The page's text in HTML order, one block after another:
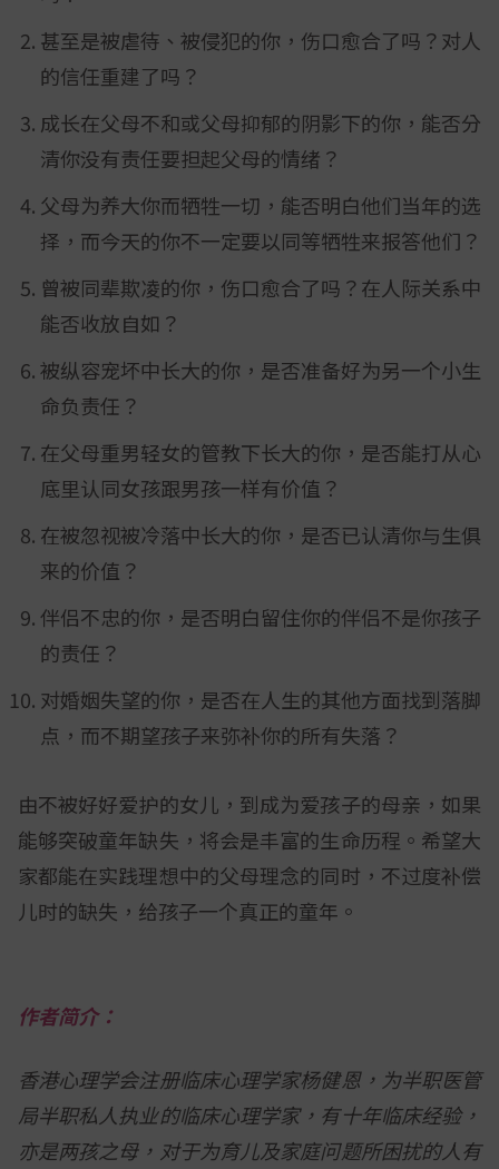
甚至是被虐待、被侵犯的你，伤口愈合了吗？对人
的信任重建了吗？
成长在父母不和或父母抑郁的阴影下的你，能否分
清你没有责任要担起父母的情绪？
父母为养大你而牺牲一切，能否明白他们当年的选
择，而今天的你不一定要以同等牺牲来报答他们？
曾被同辈欺凌的你，伤口愈合了吗？在人际关系中
能否收放自如？
被纵容宠坏中长大的你，是否准备好为另一个小生
命负责任？
在父母重男轻女的管教下长大的你，是否能打从心
底里认同女孩跟男孩一样有价值？
在被忽视被冷落中长大的你，是否已认清你与生俱
来的价值？
伴侣不忠的你，是否明白留住你的伴侣不是你孩子
的责任？
对婚姻失望的你，是否在人生的其他方面找到落脚
点，而不期望孩子来弥补你的所有失落？
由不被好好爱护的女儿，到成为爱孩子的母亲，如果
能够突破童年缺失，将会是丰富的生命历程。希望大
家都能在实践理想中的父母理念的同时，不过度补偿
儿时的缺失，给孩子一个真正的童年。
作者简介：
香港心理学会注册临床心理学家杨健恩，为半职医管
局半职私人执业的临床心理学家，有十年临床经验，
亦是两孩之母，对于为育儿及家庭问题所困扰的人有